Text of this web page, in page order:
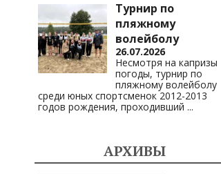
Турнир по
пляжному
волейболу
26.07.2026
Несмотря на капризы
погоды, турнир по
пляжному волейболу
среди юных спортсменок 2012-2013
годов рождения, проходивший ...
АРХИВЫ